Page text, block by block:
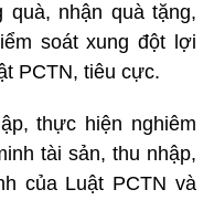
quà, nhận quà tặng,
soát xung đột lợi
PCTN, tiêu cực.
thực hiện nghiêm
tài sản, thu nhập,
của Luật PCTN và